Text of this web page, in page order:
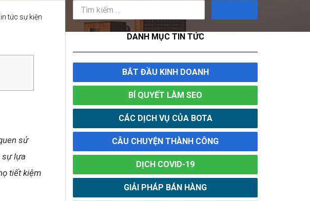
tức sự kiện
sử
sự lựa
tiết kiệm
DANH MỤC TIN TỨC
BẮT ĐẦU KINH DOANH
BÍ QUYẾT LÀM SEO
CÁC DỊCH VỤ CỦA BOTA
CÂU CHUYỆN THÀNH CÔNG
DỊCH COVID-19
GIẢI PHÁP BÁN HÀNG